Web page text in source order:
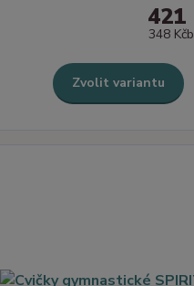
421
348 Kč
Zvolit variantu